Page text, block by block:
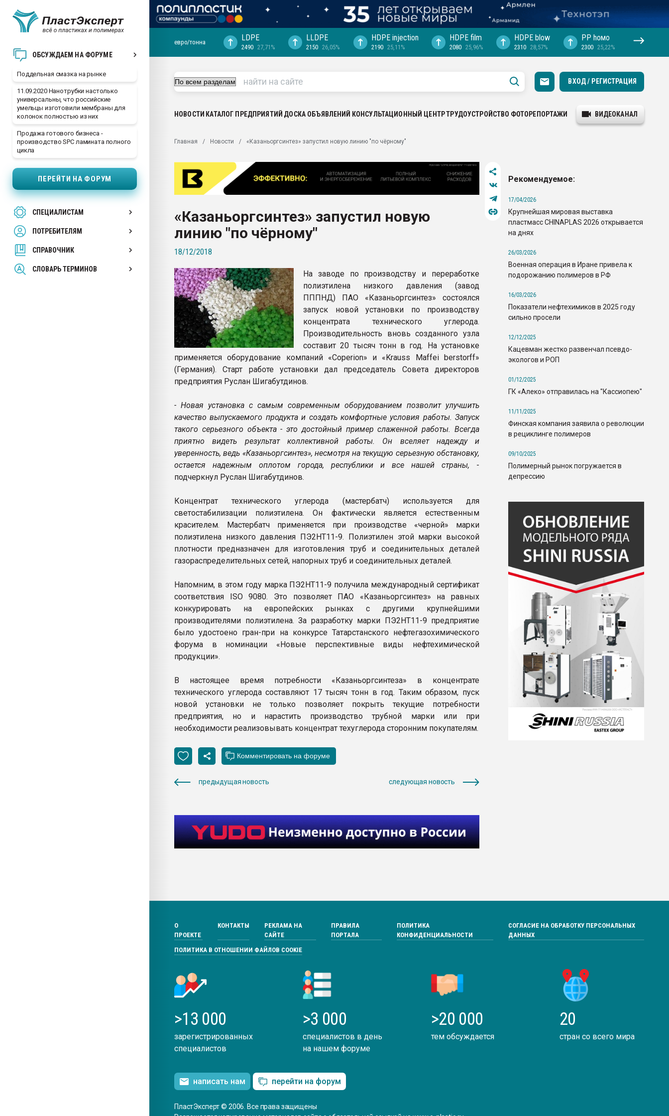
ОБСУЖДАЕМ НА ФОРУМЕ
Поддельная смазка на рынке
11.09.2020 Нанотрубки настолько
универсальны, что российские
умельцы изготовили мембраны для
колонок полностью из них
Продажа готового бизнеса -
производство SPC ламината полного
цикла
ПЕРЕЙТИ НА ФОРУМ
СПЕЦИАЛИСТАМ
ПОТРЕБИТЕЛЯМ
СПРАВОЧНИК
СЛОВАРЬ ТЕРМИНОВ
ближайшее подмосковье, с.-в.
Подмосковье, Москва
первый план в переработке
28.07.2026 "Технониколь" довольна
Всё, что касается выдува ПЭТ
Материал поверхности пуансона для
Продам отходы Композиция
поликарбоната и АБС-пластика
Armaloy PC/ABS-1IM черный цвет
евро/тонна LDPE
2490 27,71%
LLDPE
2150 26,05%
HDPE injection
2190 25,11%
HDPE film
2080 25,96%
HDPE blow
2310 28,57%
PP hомо
2300 25,22%
ВХОД / РЕГИСТРАЦИЯ
НОВОСТИ КАТАЛОГ ПРЕДПРИЯТИЙ ДОСКА ОБЪЯВЛЕНИЙ КОНСУЛЬТАЦИОННЫЙ ЦЕНТРТРУДОУСТРОЙСТВО ФОТОРЕПОРТАЖИ ВИДЕОКАНАЛ
Главная Новости «Казаньоргсинтез» запустил новую линию "по чёрному"
«Казаньоргсинтез» запустил новую
линию "по чёрному"
18/12/2018
На заводе по производству и переработке
полиэтилена низкого давления (завод
ПППНД) ПАО «Казаньоргсинтез» состоялся
запуск новой установки по производству
концентрата технического углерода.
Производительность вновь созданного узла
составит 20 тысяч тонн в год. На установке
применяется оборудование компаний «Coperion» и «Krauss Maffei berstorff»
(Германия). Старт работе установки дал председатель Совета директоров
предприятия Руслан Шигабутдинов.
- Новая установка с самым современным оборудованием позволит улучшить
качество выпускаемого продукта и создать комфортные условия работы. Запуск
такого серьезного объекта - это достойный пример слаженной работы. Всегда
приятно видеть результат коллективной работы. Он вселяет надежду и
уверенность, ведь «Казаньоргсинтез», несмотря на текущую серьезную обстановку,
остается надежным оплотом города, республики и все нашей страны, -
подчеркнул Руслан Шигабутдинов.
Концентрат технического углерода (мастербатч) используется для
светостабилизации полиэтилена. Он фактически является естественным
красителем. Мастербатч применяется при производстве «черной» марки
полиэтилена низкого давления ПЭ2НТ11-9. Полиэтилен этой марки высокой
плотности предназначен для изготовления труб и соединительных деталей
газораспределительных сетей, напорных труб и соединительных деталей.
Напомним, в этом году марка ПЭ2НТ11-9 получила международный сертификат
соответствия ISO 9080. Это позволяет ПАО «Казаньоргсинтез» на равных
конкурировать на европейских рынках с другими крупнейшими
производителями полиэтилена. За разработку марки ПЭ2НТ11-9 предприятие
было удостоено гран-при на конкурсе Татарстанского нефтегазохимического
форума в номинации «Новые перспективные виды нефтехимической
продукции».
В настоящее время потребности «Казаньоргсинтеза» в концентрате
технического углерода составляют 17 тысяч тонн в год. Таким образом, пуск
новой установки не только позволяет покрыть текущие потребности
предприятия, но и нарастить производство трубной марки или при
необходимости реализовывать концентрат техуглерода сторонним покупателям.
предыдущая новость следующая новость
Рекомендуемое:
17/04/2026
Крупнейшая мировая выставка
пластмасс CHINAPLAS 2026 открывается
на днях
26/03/2026
Военная операция в Иране привела к
подорожанию полимеров в РФ
16/03/2026
Показатели нефтехимиков в 2025 году
сильно просели
12/12/2025
Кацевман жестко развенчал псевдо-
экологов и РОП
01/12/2025
ГК «Алеко» отправилась на "Кассиопею"
11/11/2025
Финская компания заявила о революции
в рециклинге полимеров
09/10/2025
Полимерный рынок погружается в
депрессию
О
ПРОЕКТЕ
КОНТАКТЫ
РЕКЛАМА НА
САЙТЕ
ПРАВИЛА
ПОРТАЛА
ПОЛИТИКА
КОНФИДЕНЦИАЛЬНОСТИ
СОГЛАСИЕ НА ОБРАБОТКУ ПЕРСОНАЛЬНЫХ
ДАННЫХ
ПОЛИТИКА В ОТНОШЕНИИ ФАЙЛОВ COOKIE
>13 000
зарегистрированных
специалистов
>3 000
специалистов в день
на нашем форуме
>20 000
тем обсуждается
20
стран со всего мира
написать нам перейти на форум
ПластЭксперт © 2006. Все права защищены